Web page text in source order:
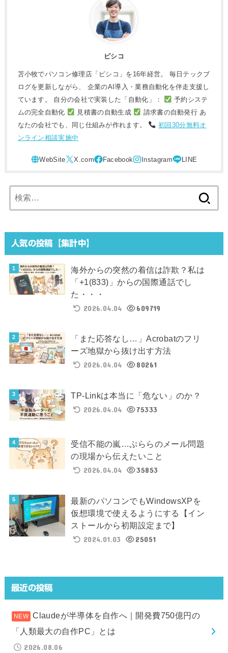
ピシコ
苫小牧でパソコン修理店「ピシコ」を16年経営。 毎日テックブ
ログを更新しながら、 企業のAI導入・業務自動化を伴走支援し
ています。 自分の会社で実装した「自動化」：
予約システ
ムの完全自動化
見積書の自動生成
請求書の自動発行 あ
なたの会社でも、同じ仕組みが作れます。
初回30分無料オ
ンライン相談実施中
索:
人気の投稿【集計中】
海外からの突然の着信は詐欺？私は
「+1(833)」からの国際通話でし
た・・・
2026.04.04
609719
「また応答なし…」Acrobatのフリ
ーズ地獄から抜け出す方法
2026.04.04
80261
TP-Linkは本当に「危ない」のか？
2026.04.04
75333
受信不能の嵐…ぷららのメール問題
の現場から伝えたいこと
2026.04.04
35853
最新のパソコンでもWindowsXPを
仮想環境で使えるようにする【イン
ストールから初期設定まで】
2024.01.03
25051
最近の投稿
Claudeが半導体を自作へ｜開発費750億円の
「人類最大の自作PC」とは
2026.08.06